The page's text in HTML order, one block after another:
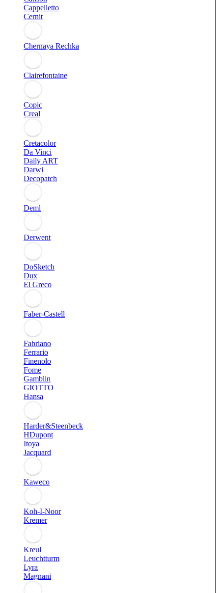
Cappelletto
Cernit
Chernaya Rechka
Clairefontaine
Copic
Creal
Cretacolor
Da Vinci
Daily ART
Darwi
Decopatch
Deml
Derwent
DoSketch
Dux
El Greco
Faber-Castell
Fabriano
Ferrario
Finenolo
Fome
Gamblin
GIOTTO
Hansa
Harder&Steenbeck
HDupont
Itoya
Jacquard
Kaweco
Koh-I-Noor
Kremer
Kreul
Leuchtturm
Lyra
Magnani